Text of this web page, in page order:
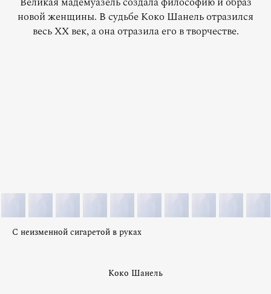
новой женщины. В судьбе Коко Шанель отразился
весь XX век, а она отразила его в творчестве.
C неизменной сигаретой в руках
Коко Шанель